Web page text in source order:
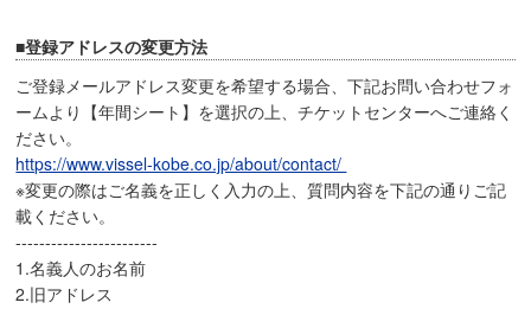
■登録アドレスの変更方法
ご登録メールアドレス変更を希望する場合、下記お問い合わせフォ
ームより【年間シート】を選択の上、チケットセンターへご連絡く
ださい。
https://www.vissel-kobe.co.jp/about/contact/
※変更の際はご名義を正しく入力の上、質問内容を下記の通りご記
載ください。
------------------------
1.名義人のお名前
2.旧アドレス